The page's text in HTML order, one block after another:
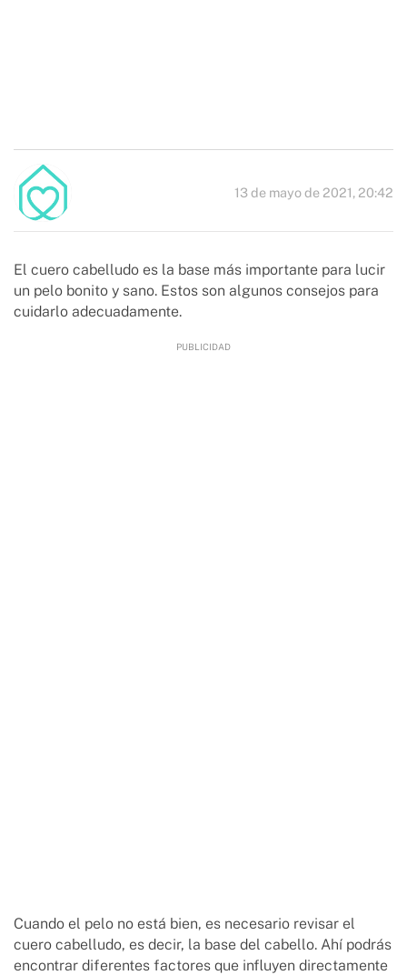
13 de mayo de 2021, 20:42
El cuero cabelludo es la base más importante para lucir
un pelo bonito y sano. Estos son algunos consejos para
cuidarlo adecuadamente.
Cuando el pelo no está bien, es necesario revisar el
cuero cabelludo, es decir, la base del cabello. Ahí podrás
encontrar diferentes factores que influyen directamente